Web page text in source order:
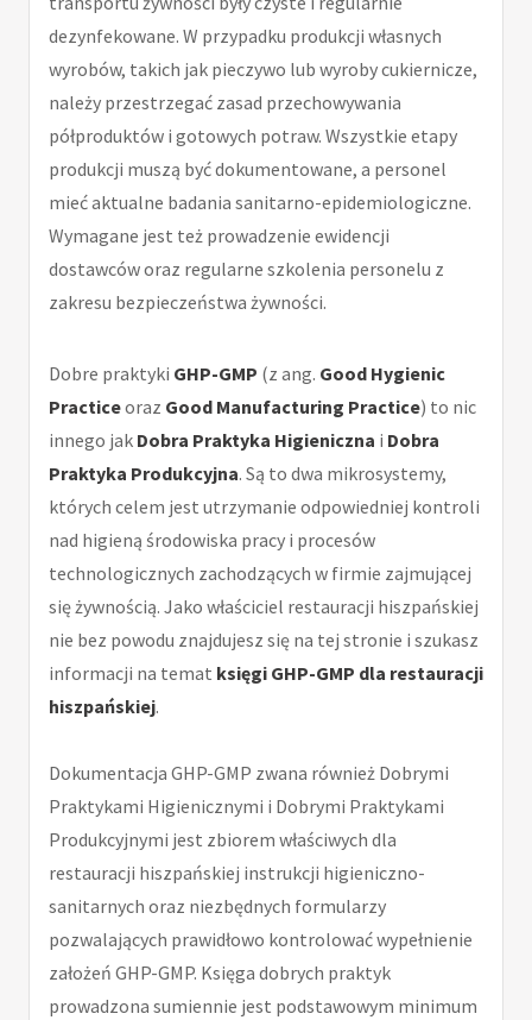
dezynfekowane. W przypadku produkcji własnych
wyrobów, takich jak pieczywo lub wyroby cukiernicze,
należy przestrzegać zasad przechowywania
półproduktów i gotowych potraw. Wszystkie etapy
produkcji muszą być dokumentowane, a personel
mieć aktualne badania sanitarno-epidemiologiczne.
Wymagane jest też prowadzenie ewidencji
dostawców oraz regularne szkolenia personelu z
zakresu bezpieczeństwa żywności.
Dobre praktyki GHP-GMP (z ang. Good Hygienic
Practiceoraz Good Manufacturing Practice) to nic
innego jak Dobra Praktyka Higieniczna i Dobra
Praktyka Produkcyjna. Są to dwa mikrosystemy,
których celem jest utrzymanie odpowiedniej kontroli
nad higieną środowiska pracy i procesów
technologicznych zachodzących w firmie zajmującej
się żywnością. Jako właściciel restauracji hiszpańskiej
nie bez powodu znajdujesz się na tej stronie i szukasz
informacji na temat księgi GHP-GMP dla restauracji
hiszpańskiej.
Dokumentacja GHP-GMP zwana również Dobrymi
Praktykami Higienicznymi i Dobrymi Praktykami
Produkcyjnymi jest zbiorem właściwych dla
restauracji hiszpańskiej instrukcji higieniczno-
sanitarnych oraz niezbędnych formularzy
pozwalających prawidłowo kontrolować wypełnienie
założeń GHP-GMP. Księga dobrych praktyk
prowadzona sumiennie jest podstawowym minimum